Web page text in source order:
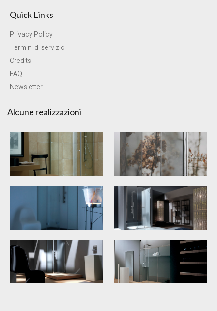
Quick Links
Privacy Policy
Termini di servizio
Credits
FAQ
Newsletter
Alcune realizzazioni